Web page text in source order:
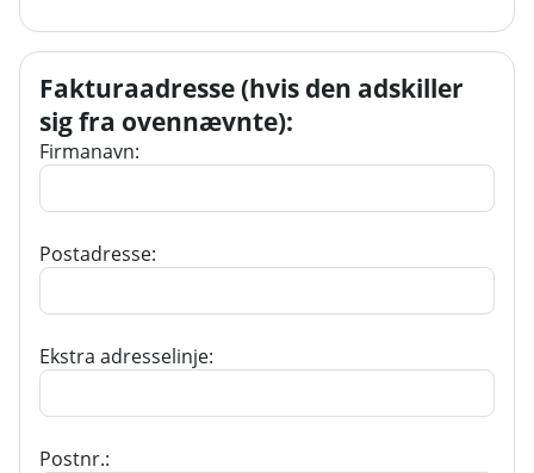
Fakturaadresse (hvis den adskiller
sig fra ovennævnte):
Firmanavn:
Postadresse:
Ekstra adresselinje:
Postnr.: